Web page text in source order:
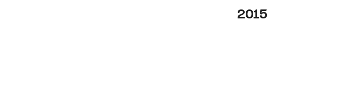
2015